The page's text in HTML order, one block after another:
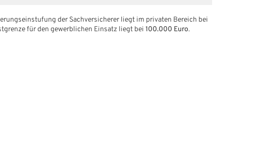
der Sachversicherer liegt im privaten Bereich bei
für den gewerblichen Einsatz liegt bei 100.000 Euro.